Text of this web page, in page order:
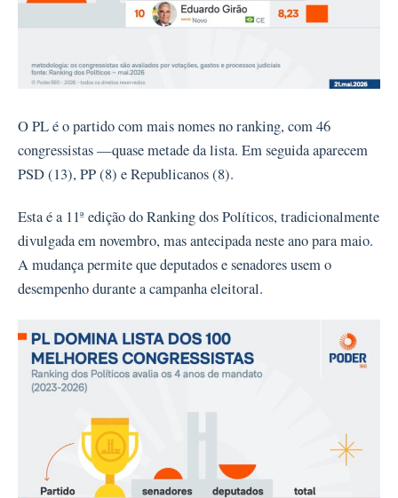
O PL é o partido com mais nomes no ranking, com 46
congressistas —quase metade da lista. Em seguida aparecem
PSD (13), PP (8) e Republicanos (8).
Esta é a 11ª edição do Ranking dos Políticos, tradicionalmente
divulgada em novembro, mas antecipada neste ano para maio.
A mudança permite que deputados e senadores usem o
desempenho durante a campanha eleitoral.